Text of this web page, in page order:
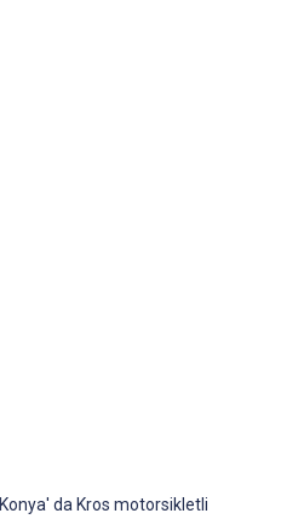
Konya' da Kros motorsikletli